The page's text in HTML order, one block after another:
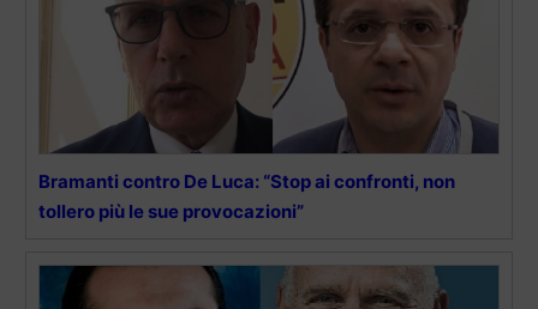
Bramanti contro De Luca: “Stop ai confronti, non
tollero più le sue provocazioni”